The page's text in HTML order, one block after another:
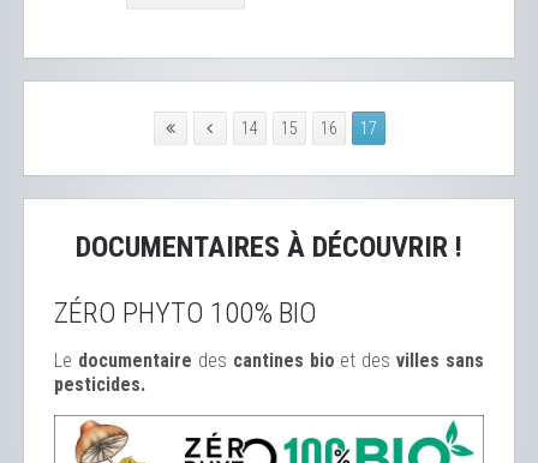
14 15 16 17
DOCUMENTAIRES À DÉCOUVRIR !
ZÉRO PHYTO 100% BIO
Le documentaire des cantines bio et desvilles sans
pesticides.